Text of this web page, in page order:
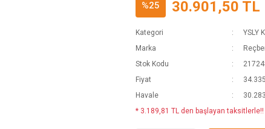
%25 30.901,50 TL
Kategori
YSLY
Marka
Stok Kodu
Fiyat
Havale
* 3.189,81 TL den başlayan taksitlerle!!